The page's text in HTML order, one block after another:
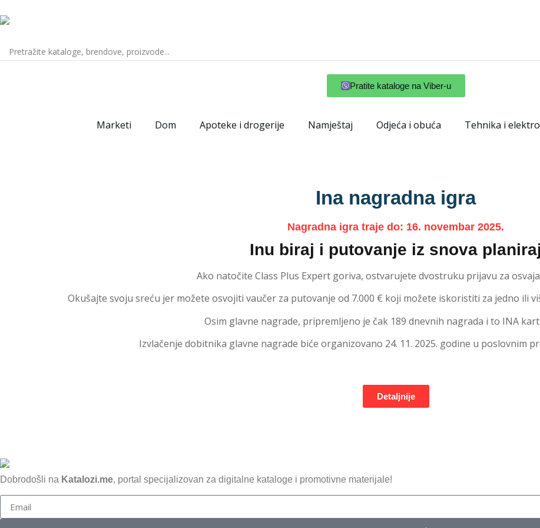
Pratite kataloge na Viber-u
Marketi Dom Apoteke i drogerije Namještaj Odjeća i obuća Tehnika i
Ina nagradna igra
Nagradna igra traje do: 16. novembar 2025.
Inu biraj i putovanje iz snova planiraj
Ako natočite Class Plus Expert goriva, ostvarujete dvostruku prijavu za
Okušajte svoju sreću jer možete osvojiti vaučer za putovanje od 7.000 € koji možete iskoristiti za jedno ili
Osim glavne nagrade, pripremljeno je čak 189 dnevnih nagrada i to INA
Izvlačenje dobitnika glavne nagrade biće organizovano 24. 11. 2025. godine u poslovnim
Detaljnije
Dobrodošli na Katalozi.me, portal specijalizovan za digitalne kataloge i promotivne materijale!